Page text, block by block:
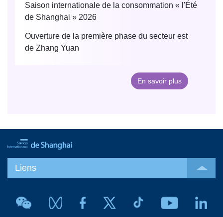
Saison internationale de la consommation « l'Été
de Shanghai » 2026
Ouverture de la première phase du secteur est
de Zhang Yuan
En savoir plus
Liens